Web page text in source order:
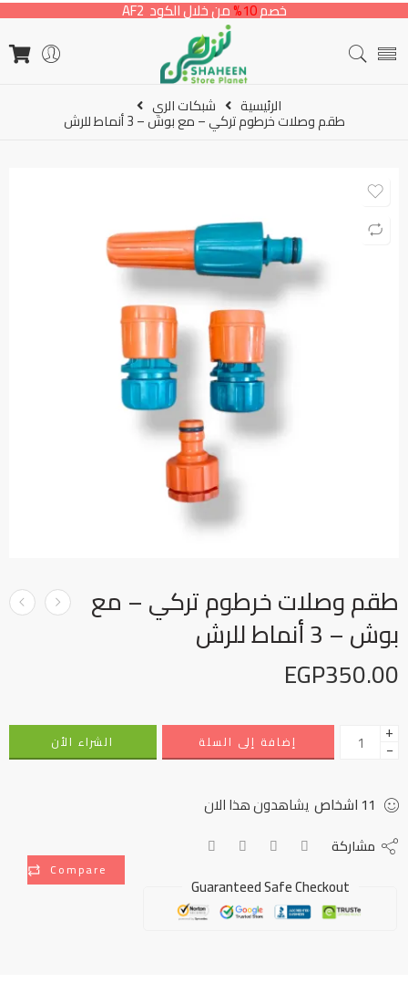
خصم10% من خلال الكود AF2
الرئيسية شبكات الري
طقم وصلات خرطوم تركي – مع بوش – 3 أنماط للرش
طقم وصلات خرطوم تركي – مع
بوش – 3 أنماط للرش
EGP350.00
+
− إضافة إلى السلة الشراء الأن
11اشخاص يشاهدون هذا الان
Compare
مشاركة
Guaranteed Safe Checkout